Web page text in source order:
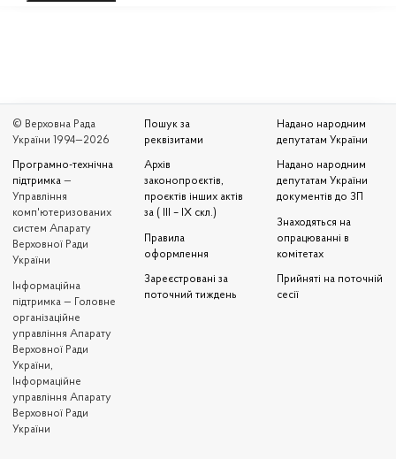
© Верховна Рада
України 1994—2026
Програмно-технічна
підтримка —
Управління
комп'ютеризованих
систем Апарату
Верховної Ради
України
Iнформаційна
підтримка — Головне
організаційне
управління Апарату
Верховної Ради
України,
Інформаційне
управління Апарату
Верховної Ради
України
Пошук за
реквізитами
Архів
законопроєктів,
проєктів інших актів
за ( III – IX скл.)
Правила
оформлення
Зареєстровані за
поточний тиждень
Надано народним
депутатам України
Надано народним
депутатам України
документів до ЗП
Знаходяться на
опрацюванні в
комітетах
Прийняті на поточній
сесії